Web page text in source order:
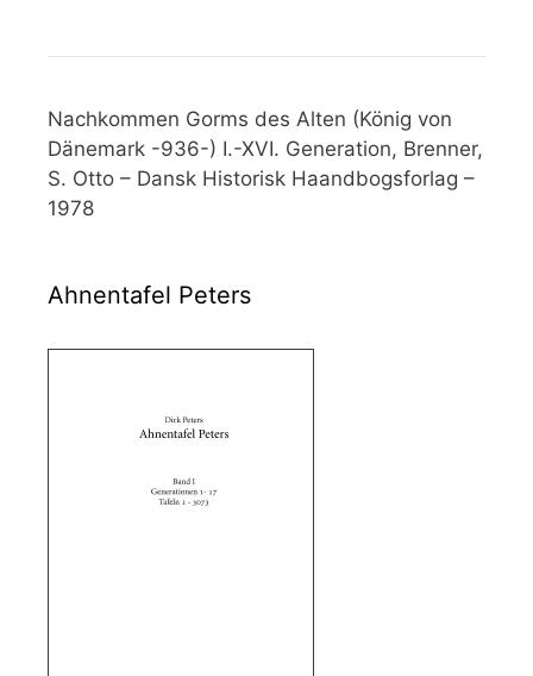
Nachkommen Gorms des Alten (König von
Dänemark -936-) I.-XVI. Generation, Brenner,
S. Otto – Dansk Historisk Haandbogsforlag –
1978
Ahnentafel Peters